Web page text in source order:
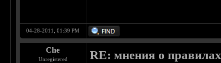
04-28-2011, 01:39 PM
Che
Unregistered RE: мнения о